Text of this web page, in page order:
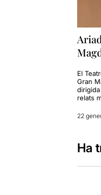
El
Gran
relats
22
Ha